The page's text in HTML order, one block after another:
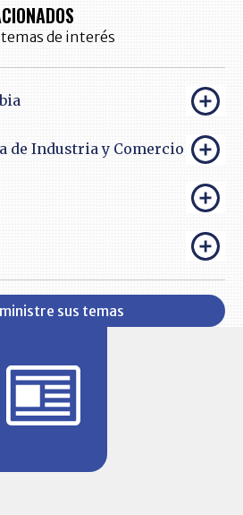
de interés
de Industria y Comercio
sus temas